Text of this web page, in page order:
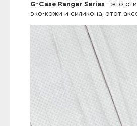
G-Case Ranger Series - это
эко-кожи и силикона, этот